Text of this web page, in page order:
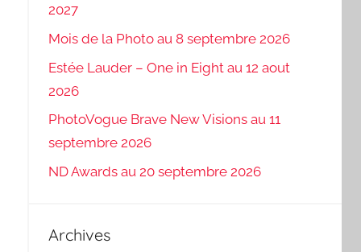
2027
Mois de la Photo au 8 septembre 2026
Estée Lauder – One in Eight au 12 aout
2026
PhotoVogue Brave New Visions au 11
septembre 2026
ND Awards au 20 septembre 2026
Archives